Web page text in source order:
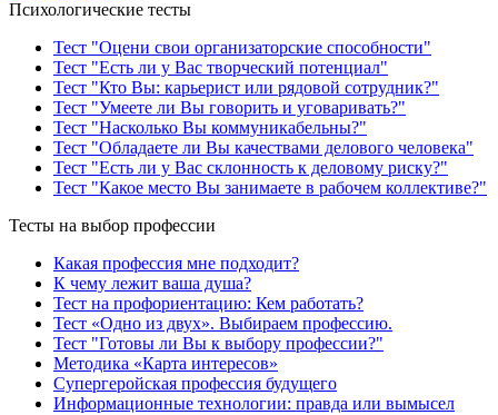
Психологические тесты
Тест "Оцени свои организаторские способности"
Тест "Есть ли у Вас творческий потенциал"
Тест "Кто Вы: карьерист или рядовой сотрудник?"
Тест "Умеете ли Вы говорить и уговаривать?"
Тест "Насколько Вы коммуникабельны?"
Тест "Обладаете ли Вы качествами делового человека"
Тест "Есть ли у Вас склонность к деловому риску?"
Тест "Какое место Вы занимаете в рабочем коллективе?"
Тесты на выбор профессии
Какая профессия мне подходит?
К чему лежит ваша душа?
Тест на профориентацию: Кем работать?
Тест «Одно из двух». Выбираем профессию.
Тест "Готовы ли Вы к выбору профессии?"
Методика «Карта интересов»
Супергеройская профессия будущего
Информационные технологии: правда или вымысел